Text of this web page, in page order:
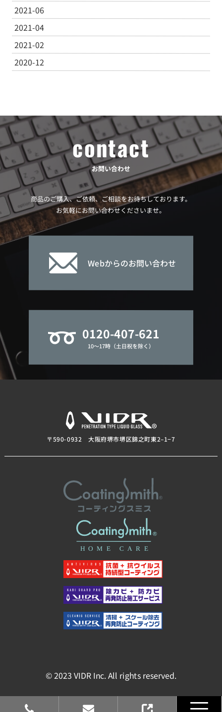
2021-06
2021-04
2021-02
2020-12
contact
お問い合わせ
商品のご購入、ご依頼、ご相談をお待ちしております。
お気軽にお問い合わせくださいませ。
Webからのお問い合わせ
0120-407-621
10～17時（土日祝を除く）
〒590-0932 大阪府堺市堺区錦之町東2–1−7
© 2023 VIDR Inc. All rights reserved.